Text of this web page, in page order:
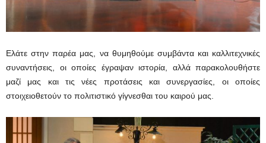
Ελάτε στην παρέα μας, να θυμηθούμε συμβάντα και καλλιτεχνικές
συναντήσεις, οι οποίες έγραψαν ιστορία, αλλά παρακολουθήστε
μαζί μας και τις νέες προτάσεις και συνεργασίες, οι οποίες
στοιχειοθετούν το πολιτιστικό γίγνεσθαι του καιρού μας.